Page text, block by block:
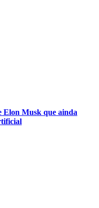
Elon Musk que ainda